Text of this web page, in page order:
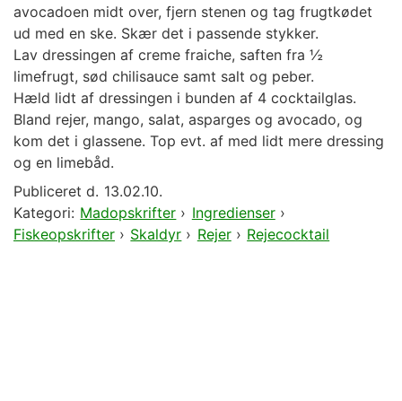
avocadoen midt over, fjern stenen og tag frugtkødet
ud med en ske. Skær det i passende stykker.
Lav dressingen af creme fraiche, saften fra ½
limefrugt, sød chilisauce samt salt og peber.
Hæld lidt af dressingen i bunden af 4 cocktailglas.
Bland rejer, mango, salat, asparges og avocado, og
kom det i glassene. Top evt. af med lidt mere dressing
og en limebåd.
Publiceret d. 13.02.10.
Kategori: Madopskrifter › Ingredienser›
Fiskeopskrifter › Skaldyr › Rejer› Rejecocktail